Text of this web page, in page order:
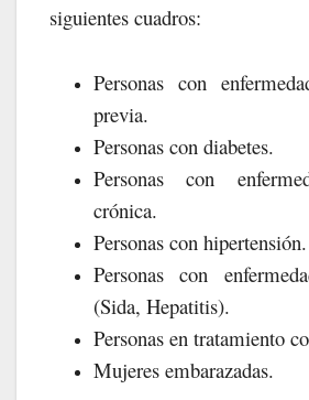
siguientes cuadros:
Personas con
previa.
Personas con diabetes.
Personas con
crónica.
Personas con hipertensión.
Personas con
(Sida, Hepatitis).
Personas en tratamiento
Mujeres embarazadas.